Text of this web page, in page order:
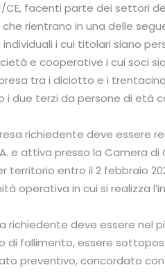
CE, facenti parte dei settori
rientrano in una delle
i cui titolari siano
e cooperative i cui soci
tra i diciotto e i
due terzi da persone di età
richiedente deve essere
e attiva presso la Camera di
entro il 2 febbraio
operativa in cui si realizza
richiedente deve essere nel
di fallimento, essere
preventivo, concordato